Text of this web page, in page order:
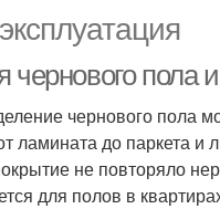
чернового пола
чернового пола
ламината до паркета и
не повторяло
для полов в